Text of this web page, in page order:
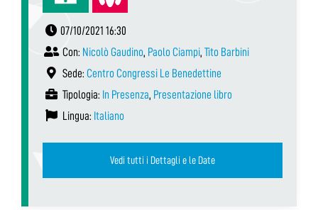
07/10/2021 16:30
Con: Nicolò Gaudino, Paolo Ciampi, Tito Barbini
Sede: Centro Congressi Le Benedettine
Tipologia: In Presenza, Presentazione libro
Lingua: Italiano
Vedi tutti i Dettagli e le Date